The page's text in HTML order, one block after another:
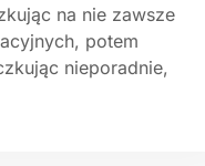
na nie zawsze
potem
nieporadnie,